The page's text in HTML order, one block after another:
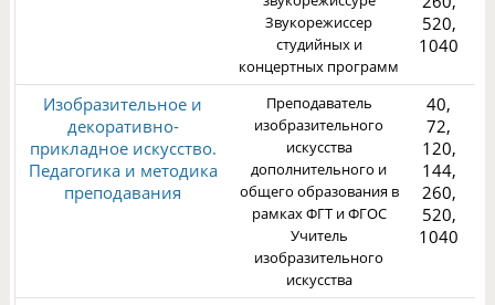
Звукорежиссер
студийных и
концертных программ
520,
1040
Изобразительное и
декоративно-
прикладное искусство.
Педагогика и методика
преподавания
Преподаватель
изобразительного
искусства
дополнительного и
общего образования в
рамках ФГТ и ФГОС
Учитель
изобразительного
искусства
40,
72,
120,
144,
260,
520,
1040